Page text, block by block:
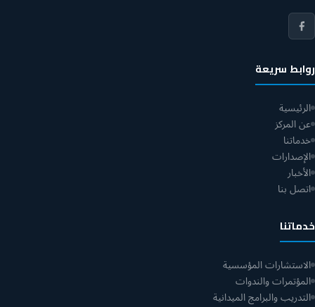
روابط سريعة
الرئيسية
عن المركز
خدماتنا
الإصدارات
الأخبار
اتصل بنا
خدماتنا
الاستشارات المؤسسية
المؤتمرات والندوات
التدريب والبرامج الميدانية